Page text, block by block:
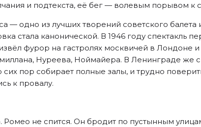
и подтекста, её бег — волевым порывом к
— одно из лучших творений советского
стала канонической. В 1946 году спектакль
фурор на гастролях москвичей в Лондоне
Нуреева, Ноймайера. В Ленинграде же
пор собирает полные залы, и трудно
к провалу.
Ромео не спится. Он бродит по пустынным